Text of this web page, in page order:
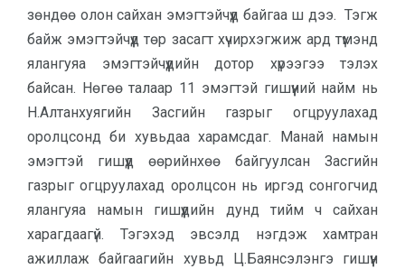
зөндөө олон сайхан эмэгтэйчүүд байгаа ш дээ. Тэгж
байж эмэгтэйчүүд төр засагт хүчирхэгжиж ард түмэнд
ялангуяа эмэгтэйчүүдийн дотор хүрээгээ тэлэх
байсан. Нөгөө талаар 11 эмэгтэй гишүүний найм нь
Н.Алтанхуягийн Засгийн газрыг огцруулахад
оролцсонд би хувьдаа харамсдаг. Манай намын
эмэгтэй гишүүд өөрийнхөө байгуулсан Засгийн
газрыг огцруулахад оролцсон нь иргэд сонгогчид
ялангуяа намын гишүүдийн дунд тийм ч сайхан
харагдаагүй. Тэгэхэд эвсэлд нэгдэж хамтран
ажиллаж байгаагийн хувьд Ц.Баянсэлэнгэ гишүүн